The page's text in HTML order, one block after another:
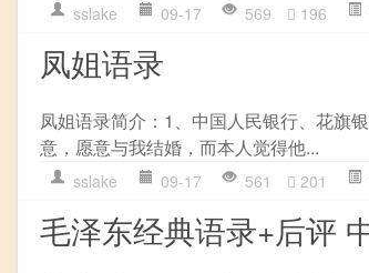
sslake 09-17 569 196
凤姐语录
凤姐语录简介：1、中国人民银行、花旗
意，愿意与我结婚，而本人觉得他...
sslake 09-17 561 201
毛泽东经典语录+后评